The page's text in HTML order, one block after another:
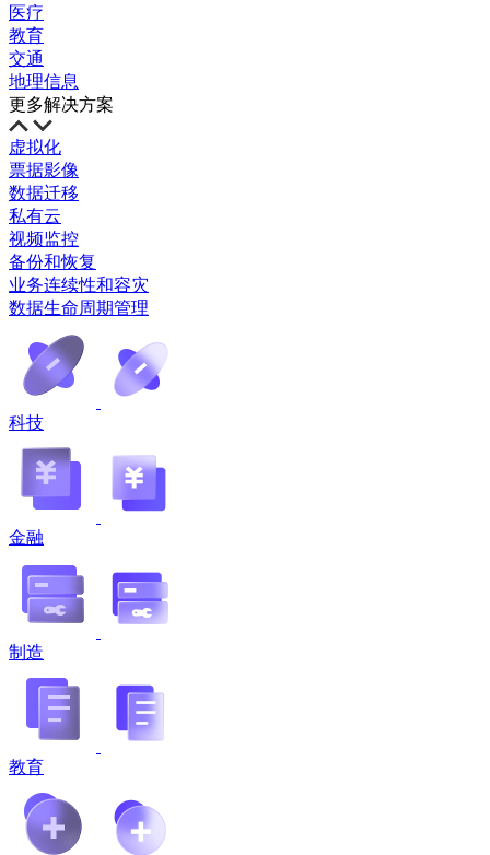
医疗
教育
交通
地理信息
更多解决方案
虚拟化
票据影像
数据迁移
私有云
视频监控
备份和恢复
业务连续性和容灾
数据生命周期管理
科技
金融
制造
教育